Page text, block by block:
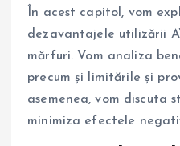
În acest capitol, vom
dezavantajele utilizării
mărfuri. Vom analiza
precum și limitările și
asemenea, vom discuta
minimiza efectele